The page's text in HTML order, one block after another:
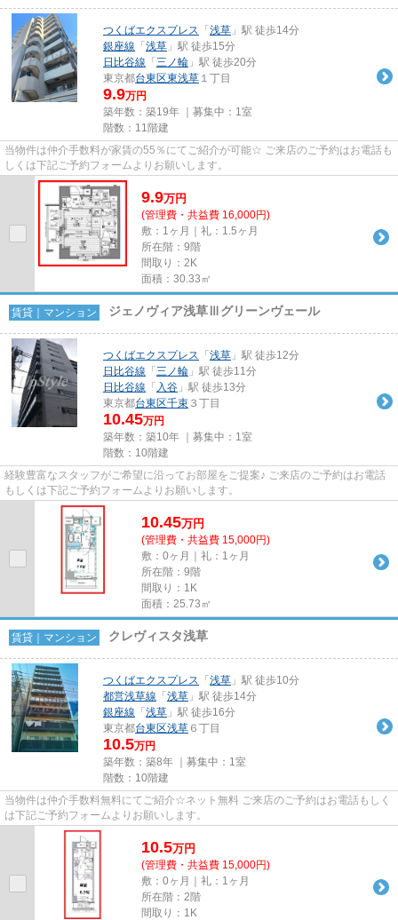
つくばエクスプレス 「 浅草 」駅 徒歩14分
銀座線 「 浅草 」駅 徒歩15分
日比谷線 「 三ノ輪 」駅 徒歩20分
東京都台東区東浅草 １丁目
9.9万円
築年数：築19年 ｜募集中： 1室
階数：11階建
当物件は仲介手数料が家賃の55％にてご紹介が可能☆ ご来店のご予約はお電話も
しくは下記ご予約フォームよりお願いします。
9.9万円
(管理費・共益費 16,000円)
敷：1ヶ月｜礼：1.5ヶ月
所在階：9階
間取り：2K
面積：30.33㎡
賃貸｜マンション ジェノヴィア浅草Ⅲグリーンヴェール
つくばエクスプレス 「 浅草 」駅 徒歩12分
日比谷線 「 三ノ輪 」駅 徒歩11分
日比谷線 「 入谷 」駅 徒歩13分
東京都台東区千束 ３丁目
10.45万円
築年数：築10年 ｜募集中： 1室
階数：10階建
経験豊富なスタッフがご希望に沿ってお部屋をご提案♪ ご来店のご予約はお電話
もしくは下記ご予約フォームよりお願いします。
10.45万円
(管理費・共益費 15,000円)
敷：0ヶ月｜礼：1ヶ月
所在階：9階
間取り：1K
面積：25.73㎡
賃貸｜マンション クレヴィスタ浅草
つくばエクスプレス 「 浅草 」駅 徒歩10分
都営浅草線 「 浅草 」駅 徒歩14分
銀座線 「 浅草 」駅 徒歩16分
東京都台東区浅草 ６丁目
10.5万円
築年数：築8年 ｜募集中： 1室
階数：10階建
当物件は仲介手数料無料にてご紹介☆ネット無料 ご来店のご予約はお電話もしく
は下記ご予約フォームよりお願いします。
10.5万円
(管理費・共益費 15,000円)
敷：0ヶ月｜礼：1ヶ月
所在階：2階
間取り：1K